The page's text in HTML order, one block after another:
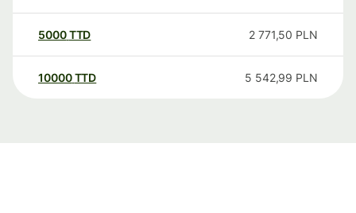
5000TTD 2 771,50 PLN
10000 TTD 5 542,99 PLN